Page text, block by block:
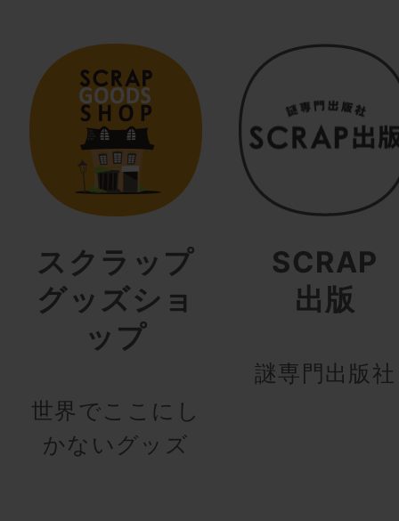
スクラップ
グッズショ
ップ
世界でここにし
かないグッズ
SCRAP
出版
謎専門出版社